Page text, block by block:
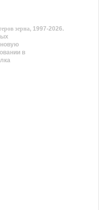
зерна, 1997-2026.
в